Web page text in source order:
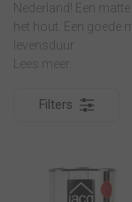
Nederland! Een
het hout. Een goede
levensduur.
Lees meer.
Filters